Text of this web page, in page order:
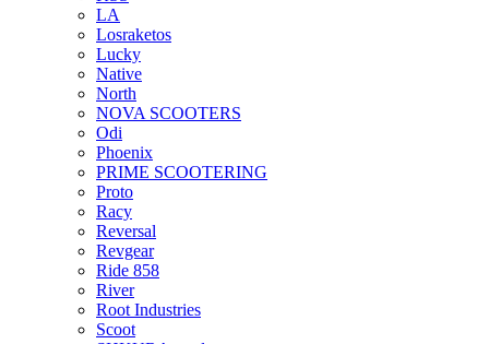
LA
Losraketos
Lucky
Native
North
NOVA SCOOTERS
Odi
Phoenix
PRIME SCOOTERING
Proto
Racy
Reversal
Revgear
Ride 858
River
Root Industries
Scoot